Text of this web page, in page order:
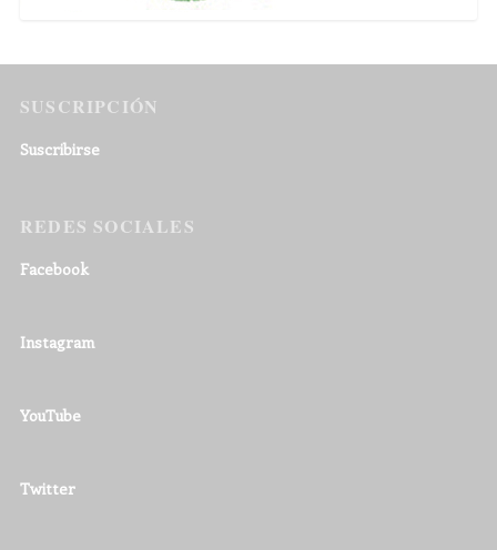
SUSCRIPCIÓN
Suscribirse
REDES SOCIALES
Facebook
Instagram
YouTube
Twitter